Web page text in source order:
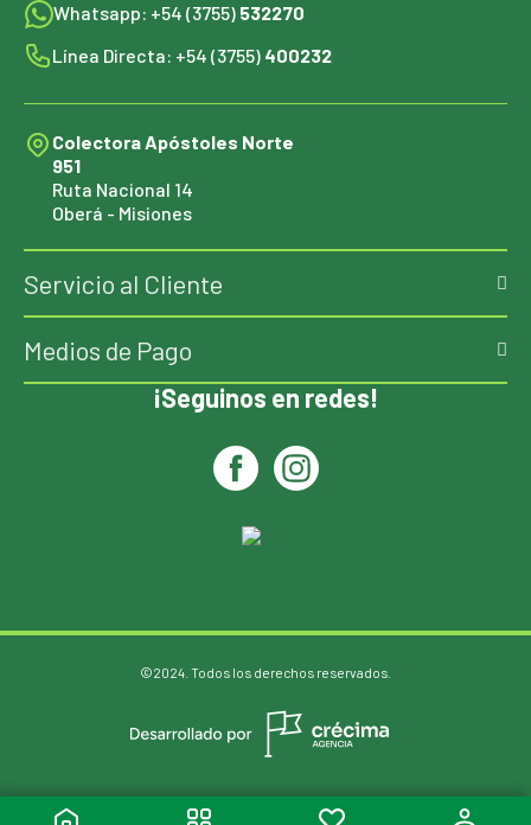
Whatsapp: +54 (3755) 532270
Línea Directa: +54 (3755) 400232
Colectora Apóstoles Norte
951
Ruta Nacional 14
Oberá - Misiones
Servicio al Cliente
Medios de Pago
¡Seguinos en redes!
©2024. Todos los derechos reservados.